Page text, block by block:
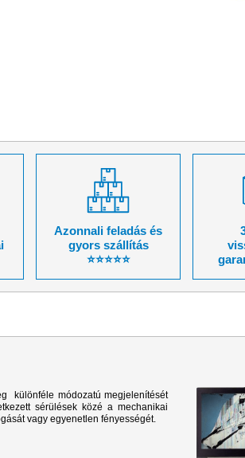
Azonnali feladás és
gyors szállítás
⭐⭐⭐⭐⭐
különféle módozatú megjelenítését
sérülések közé a mechanikai
vagy egyenetlen fényességét.